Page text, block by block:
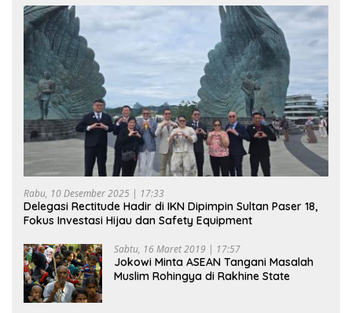
Rabu, 10 Desember 2025 | 17:33
Delegasi Rectitude Hadir di IKN Dipimpin Sultan Paser 18,
Fokus Investasi Hijau dan Safety Equipment
Sabtu, 16 Maret 2019 | 17:57
Jokowi Minta ASEAN Tangani Masalah
Muslim Rohingya di Rakhine State